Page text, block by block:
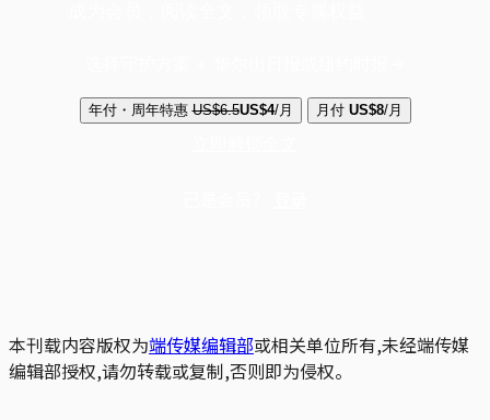
年付・周年特惠 US$6.5US$4/月 月付 US$8/月
本刊载内容版权为端传媒编辑部或相关单位所有,未经端传媒
编辑部授权,请勿转载或复制,否则即为侵权。